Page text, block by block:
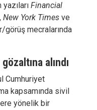
Financial
, New York Times ve
mecralarında
alındı
Cumhuriyet
kapsamında sivil
yönelik bir